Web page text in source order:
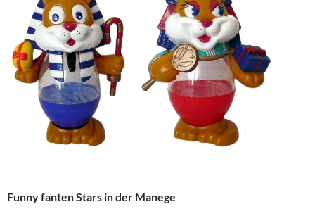
Funny fanten Stars in der Manege